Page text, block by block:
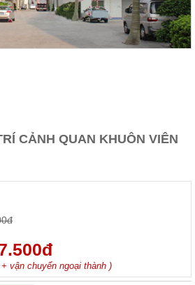
CẢNH QUAN KHUÔN VIÊN
vận chuyển ngoại thành )